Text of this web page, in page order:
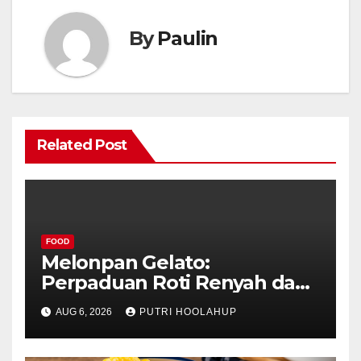
ByPaulin
Related Post
FOOD
Melonpan Gelato:
Perpaduan Roti Renyah dan
Es Krim Lembut yang
Menggoda
AUG 6, 2026 PUTRI HOOLAHUP